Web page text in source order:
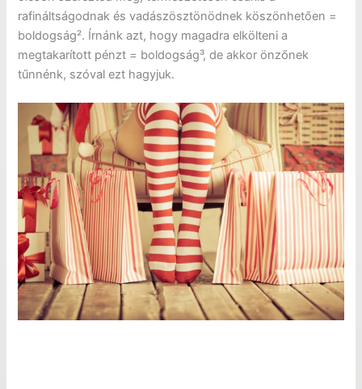
rafináltságodnak és vadászösztönödnek köszönhetően =
boldogság². Írnánk azt, hogy magadra elkölteni a
megtakarított pénzt = boldogság³, de akkor önzőnek
tűnnénk, szóval ezt hagyjuk.